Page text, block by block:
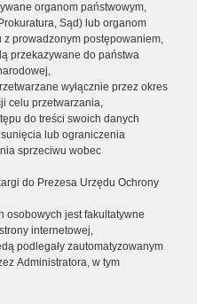
organom państwowym,
Sąd) lub organom
prowadzonym postępowaniem,
przekazywane do państwa
wyłącznie przez okres
celu przetwarzania,
do treści swoich danych
lub ograniczenia
sprzeciwu wobec
do Prezesa Urzędu Ochrony
osobowych jest fakultatywne
internetowej,
podlegały zautomatyzowanym
Administratora, w tym